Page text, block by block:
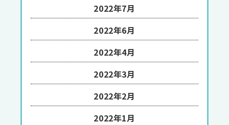
2022年7月
2022年6月
2022年4月
2022年3月
2022年2月
2022年1月